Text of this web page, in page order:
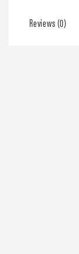
Reviews (0)